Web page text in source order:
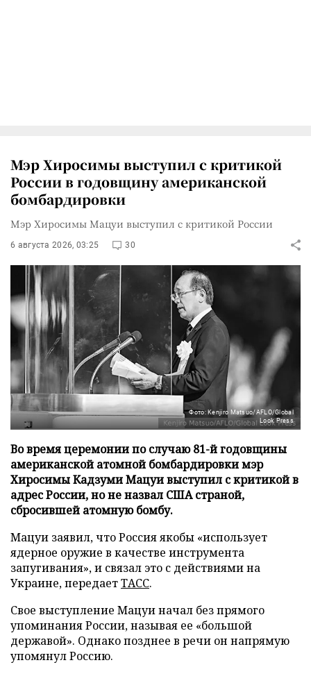
Мэр Хиросимы выступил с критикой
России в годовщину американской
бомбардировки
Мэр Хиросимы Мацуи выступил с критикой России
6 августа 2026, 03:25 30
Фото: Kenjiro Matsuo/AFLO/Global
Look Press
Во время церемонии по случаю 81-й годовщины
американской атомной бомбардировки мэр
Хиросимы Кадзуми Мацуи выступил с критикой в
адрес России, но не назвал США страной,
сбросившей атомную бомбу.
Мацуи заявил, что Россия якобы «использует
ядерное оружие в качестве инструмента
запугивания», и связал это с действиями на
Украине, передаетТАСС.
Свое выступление Мацуи начал без прямого
упоминания России, называя ее «большой
державой». Однако позднее в речи он напрямую
упомянул Россию.